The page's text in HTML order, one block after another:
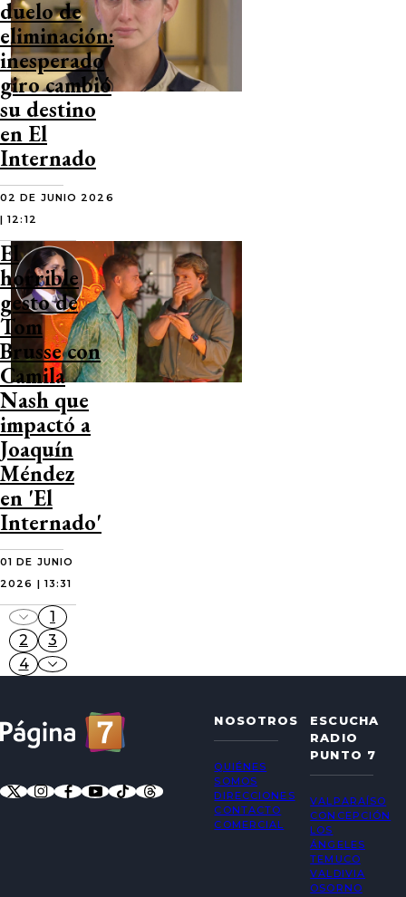
duelo de
eliminación:
inesperado
giro cambió
su destino
en El
Internado
02 DE JUNIO 2026
| 12:12
El
horrible
gesto de
Tom
Brusse con
Camila
Nash que
impactó a
Joaquín
Méndez
en 'El
Internado'
01 DE JUNIO
2026 | 13:31
1
2
3
4
NOSOTROS
QUIÉNES
SOMOS
DIRECCIONES
CONTACTO
COMERCIAL
ESCUCHA
RADIO
PUNTO 7
VALPARAÍSO
CONCEPCIÓN
LOS
ÁNGELES
TEMUCO
VALDIVIA
OSORNO